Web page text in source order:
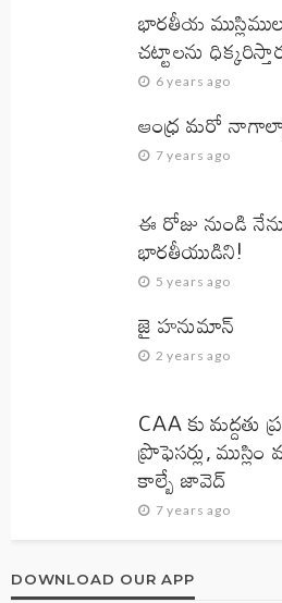
భారతీయ
చట్టాలను
6 years ago
ఆంధ్ర మరో
7 years ago
ఈ రోజు నుండి
భారతీయుడిని!
5 years ago
జై హనుమాన్‌
2 years ago
CAA కు
ప్రొఫెసర్లు,
కాల్బే జావెద్‌
7 years ago
DOWNLOAD OUR APP